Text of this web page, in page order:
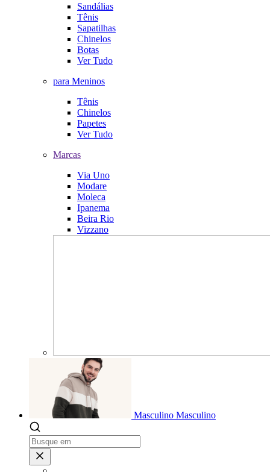
Sandálias
Tênis
Sapatilhas
Chinelos
Botas
Ver Tudo
para Meninos
Tênis
Chinelos
Papetes
Ver Tudo
Marcas
Via Uno
Modare
Moleca
Ipanema
Beira Rio
Vizzano
Masculino Masculino